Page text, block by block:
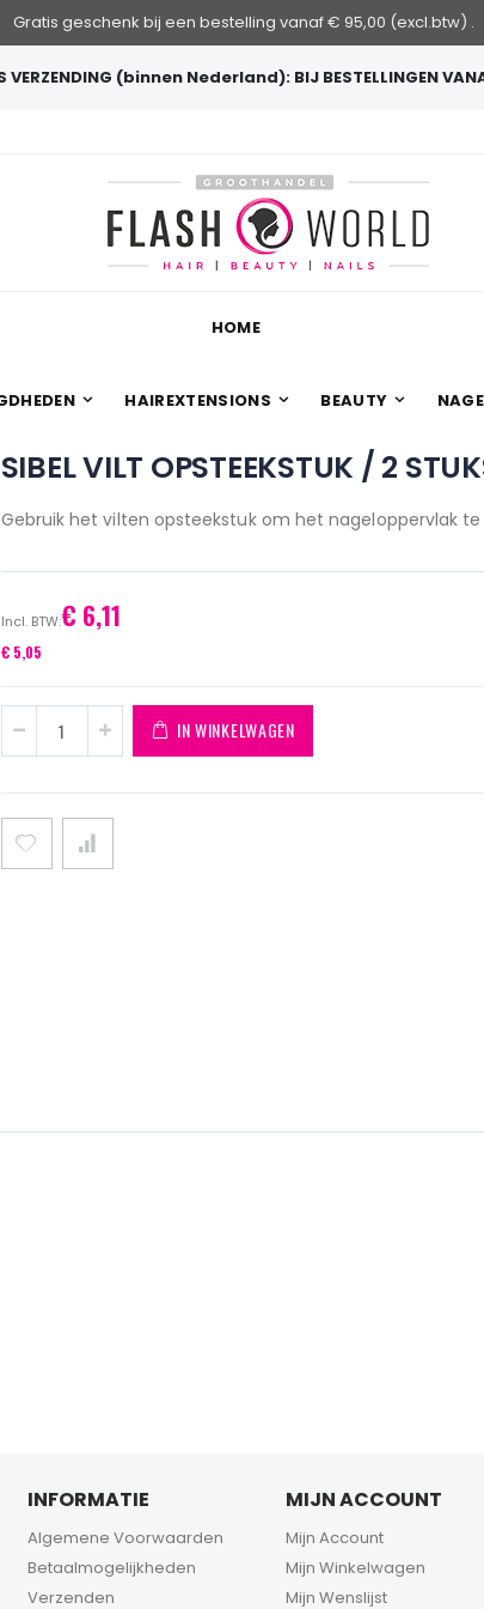
Gratis geschenk bij een bestelling vanaf € 95,00 (excl.btw) .
VERZENDING (binnen Nederland): BIJ BESTELLINGEN
HOME
HAIREXTENSIONS BEAUTY
SIBEL VILT OPSTEEKSTUK / 2
Gebruik het vilten opsteekstuk om het nageloppervlak te
€ 6,11
€ 5,05
IN WINKELWAGEN
INFORMATIE
Algemene Voorwaarden
Betaalmogelijkheden
Verzenden
MIJN ACCOUNT
Mijn Account
Mijn Winkelwagen
Mijn Wenslijst